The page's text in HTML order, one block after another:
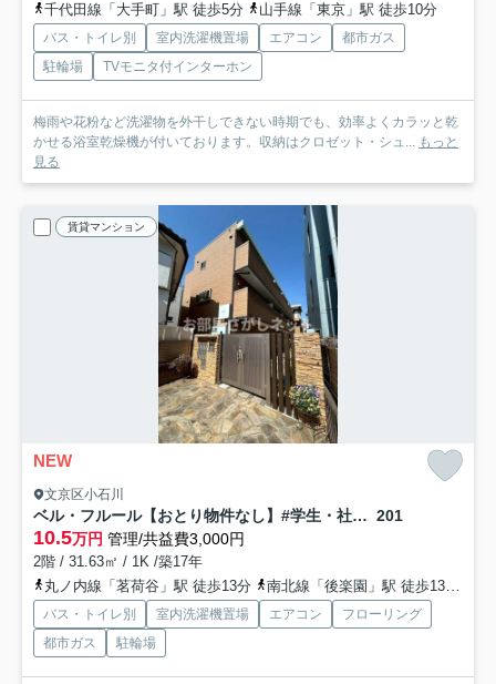
千代田線「大手町」駅 徒歩5分
山手線「東京」駅 徒歩10分
バス・トイレ別 室内洗濯機置場 エアコン
都市ガス
駐輪場
TVモニタ付インターホン
梅雨や花粉など洗濯物を外干しできない時期でも、効率よくカラッと乾
かせる浴室乾燥機が付いております。収納はクロゼット・シュ... もっと
見る
賃貸マンション
NEW
文京区小石川
ベル・フルール【おとり物件なし】#学生・社会人にオススメ！初期費用分割払いOK！ 201
10.5万円 管理/共益費3,000円
2階 / 31.63㎡ / 1K /築17年
丸ノ内線「茗荷谷」駅 徒歩13分
南北線「後楽園」駅 徒歩13分
バス・トイレ別 室内洗濯機置場 エアコン
フローリング
都市ガス
駐輪場